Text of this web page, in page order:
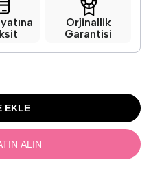
Orjinallik
Garantisi
EKLE
ALIN